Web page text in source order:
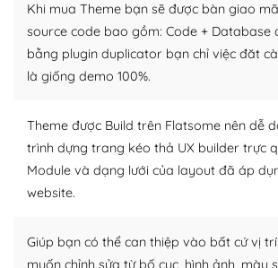
khổng lồ được kiểm duyệt bởi các nhân
người cuồng tín WordPress.
Nếu bạn gặp khó khăn, bạn có thể lên
lời, giải đáp vấn đề của bạn.
Cộng đồng sử dụng WordPress sẵn
– Đa dạng plugin và themes
WordPress để tăng thêm các tính năng
Khi mua Theme bạn sẽ được bàn giao
source code bao gồm: Code + Database
bằng plugin duplicator bạn chỉ việc đăt
là giống demo 100%.
Theme được Build trên Flatsome nên dễ
trình dựng trang kéo thả UX builder trực
Module và dạng lưới của layout đã áp
website.
Giúp bạn có thể can thiệp vào bất cứ vị
muốn chỉnh sửa từ bố cục, hình ảnh, màu